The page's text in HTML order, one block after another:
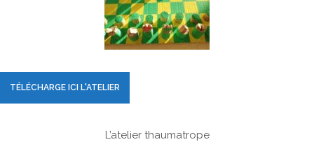
TÉLÉCHARGE ICI L'ATELIER
L’atelier thaumatrope